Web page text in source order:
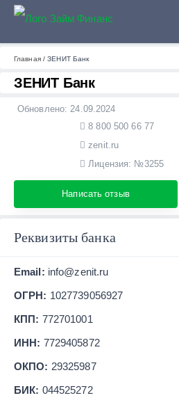
ZaymFinans
Главная/ЗЕНИТ Банк
ЗЕНИТ Банк
8 800 500 66 77
zenit.ru
Лицензия: №3255
Обновлено: 24.09.2024
Написать отзыв
Реквизиты банка
Email: info@zenit.ru
ОГРН: 1027739056927
КПП: 772701001
ИНН: 7729405872
ОКПО: 29325987
БИК: 044525272